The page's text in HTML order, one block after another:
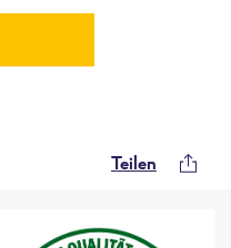
Teilen